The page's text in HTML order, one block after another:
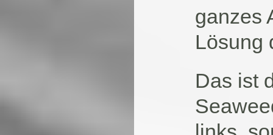
ganzes
Lösung
Das ist